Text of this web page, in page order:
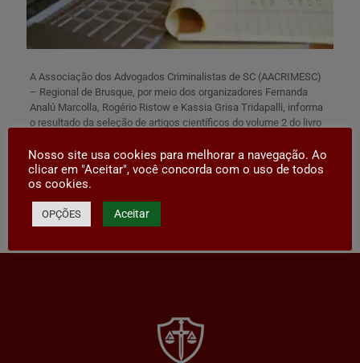
A Associação dos Advogados Criminalistas de SC (AACRIMESC)
– Regional de Brusque, por meio dos organizadores Fernanda
Analú Marcolla, Rogério Ristow e Kassia Grisa Tridapalli, informa
o resultado da seleção de artigos científicos do volume 2 do livro
Artigos-Selecionados-para-Publicacao-22.07.22-1 Baixar
Compartilhar
Nosso site usa cookies para melhorar a navegação. Ao
clicar em "Aceitar", você concorda com o uso de todos
os cookies.
OPÇÕES Aceitar